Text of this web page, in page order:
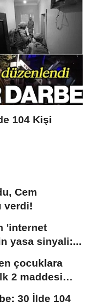
104 Kişi
Cem
verdi!
'internet
yasa sinyali:...
çocuklara
2 maddesi
30 İlde 104